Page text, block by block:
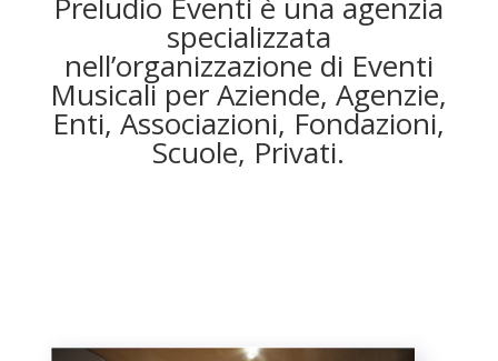
specializzata
nell’organizzazione di Eventi
Musicali per Aziende, Agenzie,
Enti, Associazioni, Fondazioni,
Scuole, Privati.